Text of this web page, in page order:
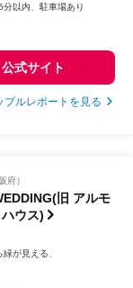
分以内 駐車場あり
公式サイト
プルレポートを見る
府）
旧 アルモ
ウス)
緑が見える